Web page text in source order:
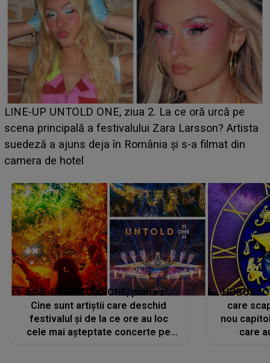
Ce a dezvăluit noua concurentă din "Casa Iubirii" l-a
luat prin surprindere pe Emanuel. CINE ESTE
BĂIATUL VIZAT de Alexandra?! Aflându-se în fața
faptului împlinit, A RECUNOSCUT IMEDIAT: "Am
LINE-UP UNTOLD ONE, prima zi.
Cine sunt artiștii care deschid
festivalul și de la ce ore au loc
cele mai așteptate concerte pe
care
nou
care